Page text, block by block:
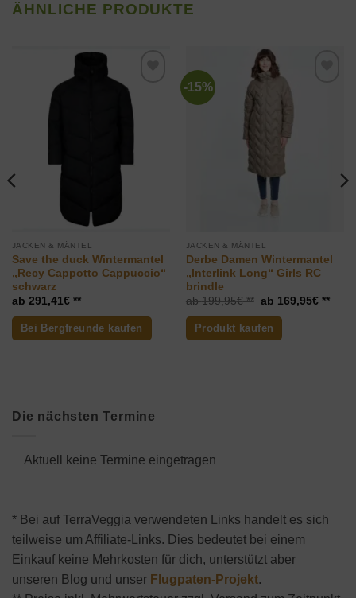
ÄHNLICHE PRODUKTE
Zur
Wunschliste
JACKEN & MÄNTEL
Save the duck Wintermantel
„Recy Cappotto Cappuccio“
schwarz
291,41€
Bei Bergfreunde kaufen
-15%
hinzufügen
JACKEN & MÄNTEL
Derbe Damen Wintermantel
„Interlink Long“ Girls RC
brindle
199,95€
Ursprünglicher
war:
199,95€
169,95€
Produkt kaufen
Die nächsten Termine
Aktuell keine Termine eingetragen
* Bei auf TerraVeggia verwendeten Links handelt es sich
teilweise um Affiliate-Links. Dies bedeutet bei einem
Einkauf keine Mehrkosten für dich, unterstützt aber
unseren Blog und unser Flugpaten-Projekt.